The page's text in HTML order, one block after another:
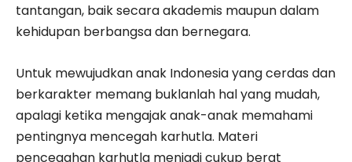
tantangan, baik secara akademis maupun dalam
kehidupan berbangsa dan bernegara.
Untuk mewujudkan anak Indonesia yang cerdas dan
berkarakter memang buklanlah hal yang mudah,
apalagi ketika mengajak anak-anak memahami
pentingnya mencegah karhutla. Materi
pencegahan karhutla menjadi cukup berat